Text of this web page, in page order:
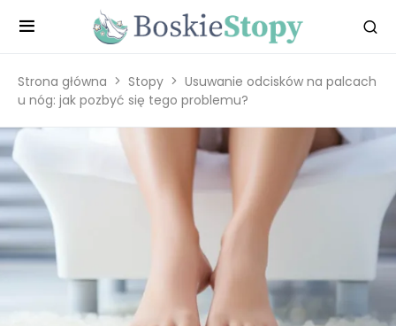
Strona główna Stopy
Usuwanie odcisków na palcach
u nóg: jak pozbyć się tego problemu?